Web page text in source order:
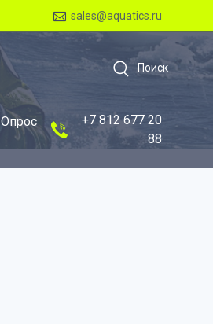
sales@aquatics.ru
Поиск
Опрос
+7 812 677 20
88